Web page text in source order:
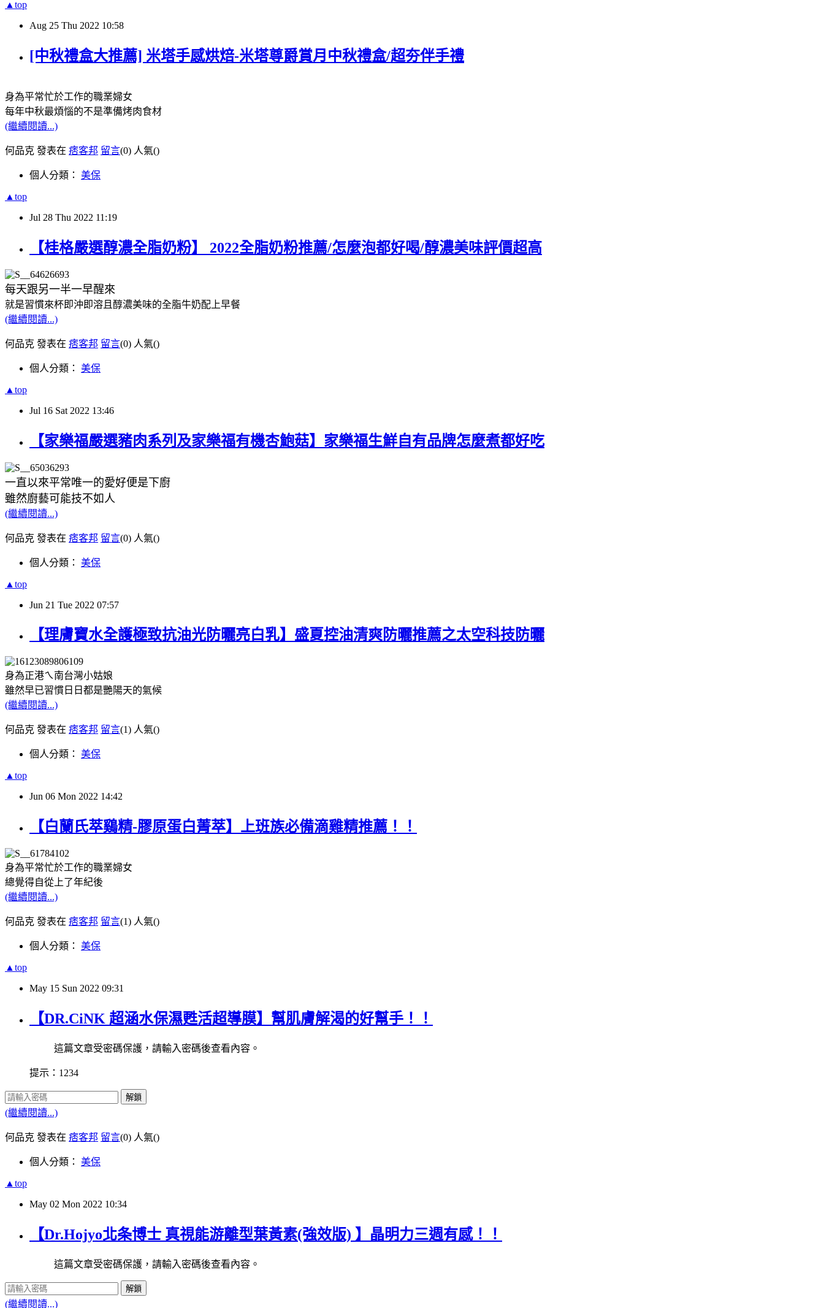
▲top
Aug 25 Thu 2022 10:58
[中秋禮盒大推薦] 米塔手感烘焙-米塔尊爵賞月中秋禮盒/超夯伴手禮
身為平常忙於工作的職業婦女
每年中秋最煩惱的不是準備烤肉食材
(繼續閱讀...)
何品克 發表在 痞客邦 留言(0) 人氣()
個人分類： 美保
▲top
Jul 28 Thu 2022 11:19
【桂格嚴選醇濃全脂奶粉】 2022全脂奶粉推薦/怎麼泡都好喝/醇濃美味評價超高
每天跟另一半一早醒來
就是習慣來杯即沖即溶且醇濃美味的全脂牛奶配上早餐
(繼續閱讀...)
何品克 發表在 痞客邦 留言(0) 人氣()
個人分類： 美保
▲top
Jul 16 Sat 2022 13:46
【家樂福嚴選豬肉系列及家樂福有機杏鮑菇】家樂福生鮮自有品牌怎麼煮都好吃
一直以來平常唯一的愛好便是下廚
雖然廚藝可能技不如人
(繼續閱讀...)
何品克 發表在 痞客邦 留言(0) 人氣()
個人分類： 美保
▲top
Jun 21 Tue 2022 07:57
【理膚寶水全護極致抗油光防曬亮白乳】盛夏控油清爽防曬推薦之太空科技防曬
身為正港ㄟ南台灣小姑娘
雖然早已習慣日日都是艷陽天的氣候
(繼續閱讀...)
何品克 發表在 痞客邦 留言(1) 人氣()
個人分類： 美保
▲top
Jun 06 Mon 2022 14:42
【白蘭氏萃鷄精-膠原蛋白菁萃】上班族必備滴雞精推薦！！
身為平常忙於工作的職業婦女
總覺得自從上了年紀後
(繼續閱讀...)
何品克 發表在 痞客邦 留言(1) 人氣()
個人分類： 美保
▲top
May 15 Sun 2022 09:31
【DR.CiNK 超涵水保濕甦活超導膜】幫肌膚解渴的好幫手！！
這篇文章受密碼保護，請輸入密碼後查看內容。
提示：1234
解鎖
(繼續閱讀...)
何品克 發表在 痞客邦 留言(0) 人氣()
個人分類： 美保
▲top
May 02 Mon 2022 10:34
【Dr.Hojyo北条博士 真視能游離型葉黃素(強效版) 】晶明力三週有感！！
這篇文章受密碼保護，請輸入密碼後查看內容。
解鎖
(繼續閱讀...)